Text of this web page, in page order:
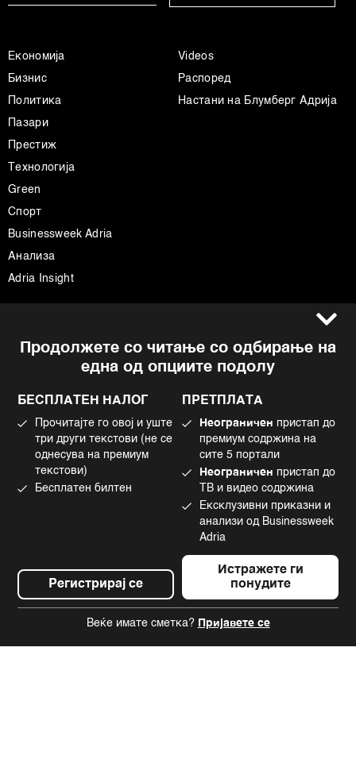
Продолжете со читање со одбирање на
една од опциите подолу
БЕСПЛАТЕН НАЛОГ
Прочитајте го овој и уште
три други текстови (не се
однесува на премиум
текстови)
Бесплатен билтен
Регистрирај се
ПРЕТПЛАТА
Неограничен пристап до
премиум содржина на
сите 5 портали
Неограничен пристап до
ТВ и видео содржина
Ексклузивни приказни и
анализи од Businessweek
Adria
Истражете ги
понудите
Веќе имате сметка? Пријавете се
Економија
Бизнис
Политика
Пазари
Престиж
Технологија
Green
Спорт
Businessweek Adria
Анализа
Adria Insight
Videos
Распоред
Настани на Блумберг Адрија
Импресум
Политика на приватност
Политика за колачиња
Употреба на вештачка интелигенција
Facebook
Instagram
Twitter
Tiktok
©2022 - 2026 Bloomberg L.P. All Rights Reserved. BLOOMBERG and the
BLOOMBERG logo are registered trademarks and service marks of
Bloomberg Finance L.P. or its subsidiaries, displayed with permission
Bloomberg Adria is a Mtel Swiss SA Property
News CMS by Cubes